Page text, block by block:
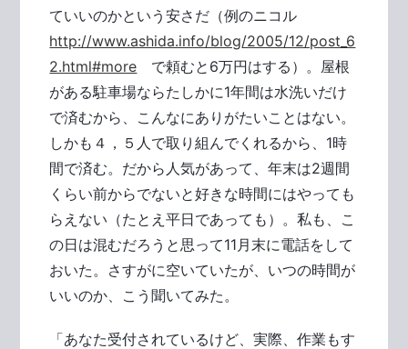
ていいのかという安さだ（例のニコル
http://www.ashida.info/blog/2005/12/post_6
2.html#more で頼むと6万円はする）。屋根
がある駐車場ならたしかに1年間は水洗いだけ
で済むから、こんなにありがたいことはない。
しかも４，５人で取り組んでくれるから、1時
間で済む。だから人気があって、年末は2週間
くらい前からでないと好きな時間にはやっても
らえない（たとえ平日であっても）。私も、こ
の日は混むだろうと思って11月末に電話をして
おいた。さすがに空いていたが、いつの時間が
いいのか、こう聞いてみた。
「あなた受付されているけど、実際、作業もす